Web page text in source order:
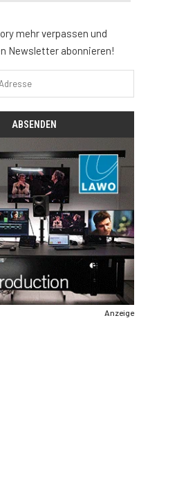
mehr verpassen und
Newsletter abonnieren!
Anzeige